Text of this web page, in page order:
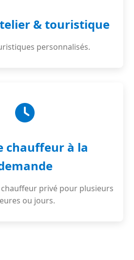
& touristique
personnalisés.
chauffeur à la
privé pour plusieurs
ou jours.